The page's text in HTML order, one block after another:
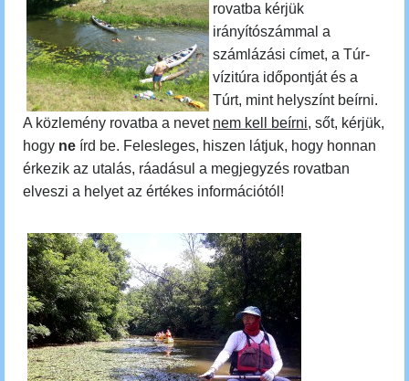
rovatba kérjük
irányítószámmal a
számlázási címet, a Túr-
vízitúra időpontját és a
Túrt, mint helyszínt beírni.
A közlemény rovatba a nevet nem kell beírni, sőt, kérjük,
hogy ne írd be. Felesleges, hiszen látjuk, hogy honnan
érkezik az utalás, ráadásul a megjegyzés rovatban
elveszi a helyet az értékes információtól!